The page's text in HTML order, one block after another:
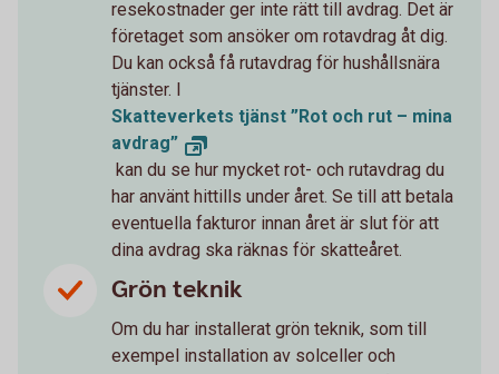
resekostnader ger inte rätt till avdrag. Det är
företaget som ansöker om rotavdrag åt dig.
Du kan också få rutavdrag för hushållsnära
tjänster. I
Skatteverkets tjänst ”Rot och rut – mina
avdrag”
kan du se hur mycket rot- och rutavdrag du
har använt hittills under året. Se till att betala
eventuella fakturor innan året är slut för att
dina avdrag ska räknas för skatteåret.
Grön teknik
Om du har installerat grön teknik, som till
exempel installation av solceller och